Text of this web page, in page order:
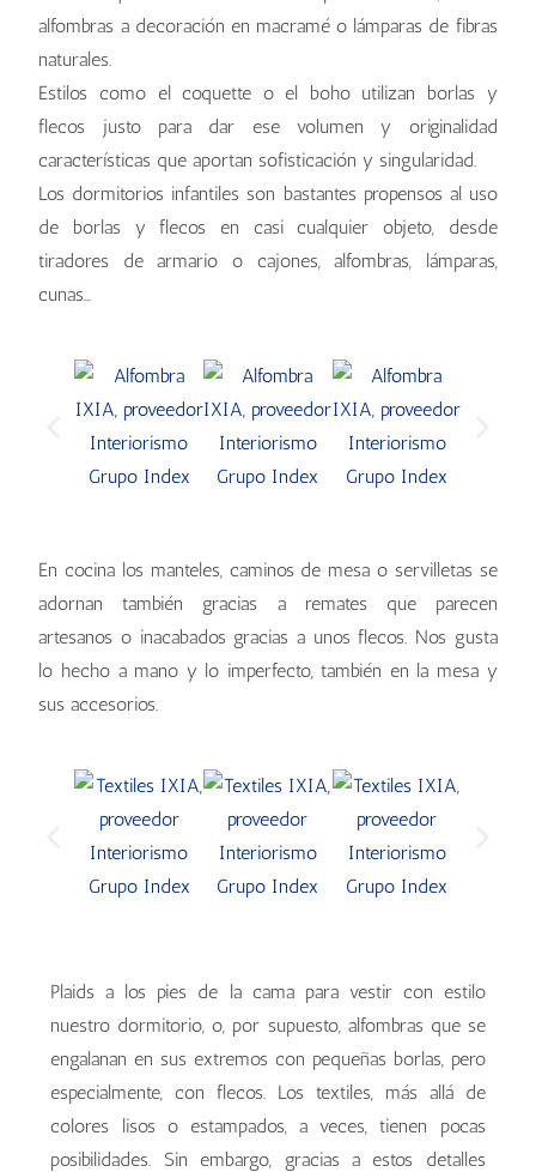
alfombras a decoración en macramé o lámparas de fibras
naturales.
Estilos como el coquette o el boho utilizan borlas y
flecos justo para dar ese volumen y originalidad
características que aportan sofisticación y singularidad.
Los dormitorios infantiles son bastantes propensos al uso
de borlas y flecos en casi cualquier objeto, desde
tiradores de armario o cajones, alfombras, lámparas,
cunas…
En cocina los manteles, caminos de mesa o servilletas se
adornan también gracias a remates que parecen
artesanos o inacabados gracias a unos flecos. Nos gusta
lo hecho a mano y lo imperfecto, también en la mesa y
sus accesorios.
Plaids a los pies de la cama para vestir con estilo
nuestro dormitorio, o, por supuesto, alfombras que se
engalanan en sus extremos con pequeñas borlas, pero
especialmente, con flecos. Los textiles, más allá de
colores lisos o estampados, a veces, tienen pocas
posibilidades. Sin embargo, gracias a estos detalles